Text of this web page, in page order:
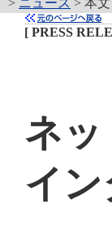
> ニュース > 本文
[ PRESS
ネッ
イ